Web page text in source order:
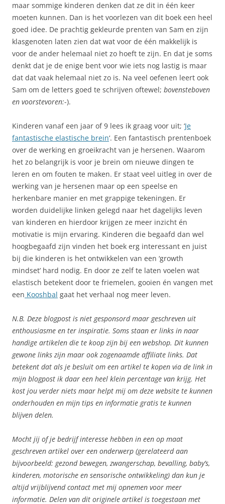
maar sommige kinderen denken dat ze dit in één keer
moeten kunnen. Dan is het voorlezen van dit boek een heel
goed idee. De prachtig gekleurde prenten van Sam en zijn
klasgenoten laten zien dat wat voor de één makkelijk is
voor de ander helemaal niet zo hoeft te zijn. En dat je soms
denkt dat je de enige bent voor wie iets nog lastig is maar
dat dat vaak helemaal niet zo is. Na veel oefenen leert ook
Sam om de letters goed te schrijven oftewel; bovensteboven
en voorstevoren:-).
Kinderen vanaf een jaar of 9 lees ik graag voor uit; ‘Je
fantastische elastische brein‘. Een fantastisch prentenboek
over de werking en groeikracht van je hersenen. Waarom
het zo belangrijk is voor je brein om nieuwe dingen te
leren en om fouten te maken. Er staat veel uitleg in over de
werking van je hersenen maar op een speelse en
herkenbare manier en met grappige tekeningen. Er
worden duidelijke linken gelegd naar het dagelijks leven
van kinderen en hierdoor krijgen ze meer inzicht én
motivatie is mijn ervaring. Kinderen die begaafd dan wel
hoogbegaafd zijn vinden het boek erg interessant en juist
bij die kinderen is het ontwikkelen van een ‘growth
mindset’ hard nodig. En door ze zelf te laten voelen wat
elastisch betekent door te friemelen, gooien én vangen met
een Kooshbal gaat het verhaal nog meer leven.
N.B. Deze blogpost is niet gesponsord maar geschreven uit
enthousiasme en ter inspiratie. Soms staan er links in naar
handige artikelen die te koop zijn bij een webshop. Dit kunnen
gewone links zijn maar ook zogenaamde affiliate links. Dat
betekent dat als je besluit om een artikel te kopen via de link in
mijn blogpost ik daar een heel klein percentage van krijg. Het
kost jou verder niets maar helpt mij om deze website te kunnen
onderhouden en mijn tips en informatie gratis te kunnen
blijven delen.
Mocht jij of je bedrijf interesse hebben in een op maat
geschreven artikel over een onderwerp (gerelateerd aan
bijvoorbeeld: gezond bewegen, zwangerschap, bevalling, baby’s,
kinderen, motorische en sensorische ontwikkeling) dan kun je
altijd vrijblijvend contact met mij opnemen voor meer
informatie. Delen van dit originele artikel is toegestaan met